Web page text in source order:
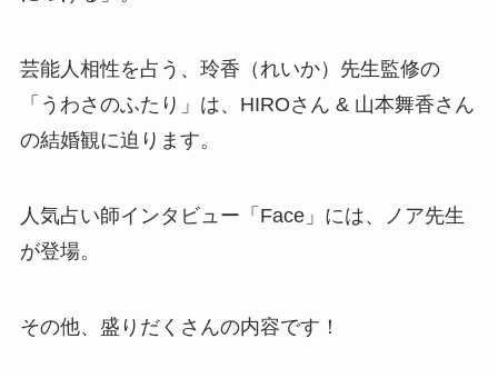
芸能人相性を占う、玲香（れいか）先生監修の
「うわさのふたり」は、HIROさん & 山本舞香さん
の結婚観に迫ります。
人気占い師インタビュー「Face」には、ノア先生
が登場。
その他、盛りだくさんの内容です！